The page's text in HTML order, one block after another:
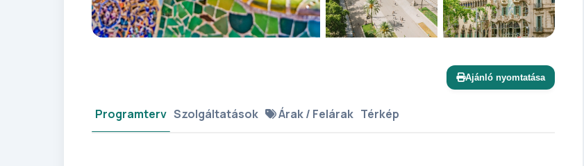
Ajánló nyomtatása
Programterv Szolgáltatások Árak / Felárak Térkép